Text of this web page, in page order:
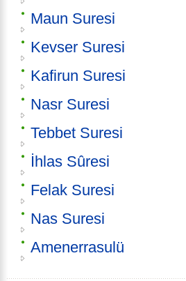
Maun Suresi
Kevser Suresi
Kafirun Suresi
Nasr Suresi
Tebbet Suresi
İhlas Sûresi
Felak Suresi
Nas Suresi
Amenerrasulü